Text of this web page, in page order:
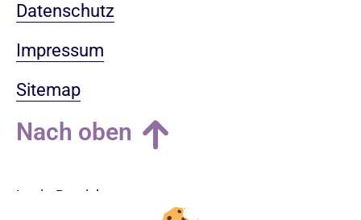
Datenschutz
Impressum
Sitemap
Nach oben
Login-Bereich